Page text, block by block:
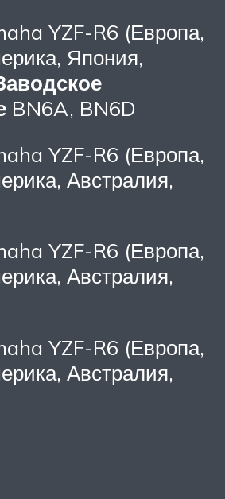
YZF-R6 (Европа,
Япония,
BN6A, BN6D
YZF-R6 (Европа,
Австралия,
YZF-R6 (Европа,
Австралия,
YZF-R6 (Европа,
Австралия,